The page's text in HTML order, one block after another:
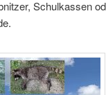
Schulkassen